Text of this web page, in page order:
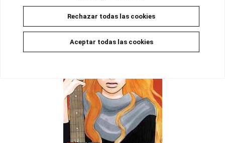
Rechazar todas las cookies
Aceptar todas las cookies